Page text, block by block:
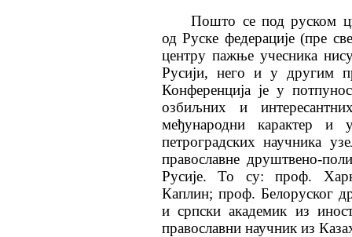
Пошто се под руском
од Руске федерације (пре
центру пажње учесника
Русији, него и у другим
Конференција је у
озбиљних и
међународни карактер
петроградских научника
православне друштвено-
Русије. То су: проф.
Каплин; проф. Белоруског
и српски академик из
православни научник из